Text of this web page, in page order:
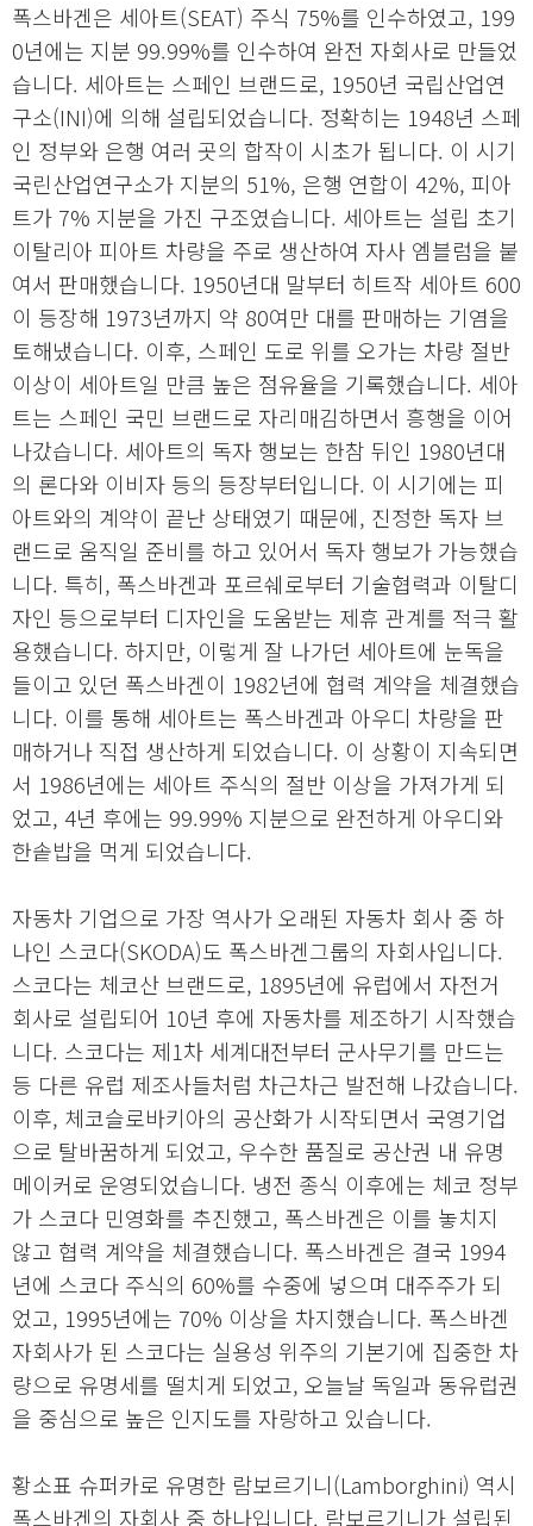
폭스바겐은 세아트(SEAT) 주식 75%를 인수하였고, 199
0년에는 지분 99.99%를 인수하여 완전 자회사로 만들었
습니다. 세아트는 스페인 브랜드로, 1950년 국립산업연
구소(INI)에 의해 설립되었습니다. 정확히는 1948년 스페
인 정부와 은행 여러 곳의 합작이 시초가 됩니다. 이 시기
국린산업연구소가 지분의 51%, 은행 연합이 42%, 피아
트가 7% 지분을 가진 구조였습니다. 세아트는 설립 초기
이탈리아 피아트 차량을 주로 생산하여 자사 엠블럼을 붙
여서 판매했습니다. 1950년대 말부터 히트작 세아트 600
이 등장해 1973년까지 약 80여만 대를 판매하는 기염을
토해냈습니다. 이후, 스페인 도로 위를 오가는 차량 절반
이상이 세아트일 만큼 높은 점유율을 기록했습니다. 세아
트는 스페인 국민 브랜드로 자리매김하면서 흥행을 이어
나갔습니다. 세아트의 독자 행보는 한참 뒤인 1980년대
의 론다와 이비자 등의 등장부터입니다. 이 시기에는 피
아트와의 계약이 끝난 상태였기 때문에, 진정한 독자 브
랜드로 움직일 준비를 하고 있어서 독자 행보가 가능했습
니다. 특히, 폭스바겐과 포르쉐로부터 기술협력과 이탈디
자인 등으로부터 디자인을 도움받는 제휴 관계를 적극 활
용했습니다. 하지만, 이렇게 잘 나가던 세아트에 눈독을
들이고 있던 폭스바겐이 1982년에 협력 계약을 체결했습
니다. 이를 통해 세아트는 폭스바겐과 아우디 차량을 판
매하거나 직접 생산하게 되었습니다. 이 상황이 지속되면
서 1986년에는 세아트 주식의 절반 이상을 가져가게 되
었고, 4년 후에는 99.99% 지분으로 완전하게 아우디와
한솥밥을 먹게 되었습니다.
자동차 기업으로 가장 역사가 오래된 자동차 회사 중 하
나인 스코다(SKODA)도 폭스바겐그룹의 자회사입니다.
스코다는 체코산 브랜드로, 1895년에 유럽에서 자전거
회사로 설립되어 10년 후에 자동차를 제조하기 시작했습
니다. 스코다는 제1차 세계대전부터 군사무기를 만드는
등 다른 유럽 제조사들처럼 차근차근 발전해 나갔습니다.
이후, 체코슬로바키아의 공산화가 시작되면서 국영기업
으로 탈바꿈하게 되었고, 우수한 품질로 공산권 내 유명
메이커로 운영되었습니다. 냉전 종식 이후에는 체코 정부
가 스코다 민영화를 추진했고, 폭스바겐은 이를 놓치지
않고 협력 계약을 체결했습니다. 폭스바겐은 결국 1994
년에 스코다 주식의 60%를 수중에 넣으며 대주주가 되
었고, 1995년에는 70% 이상을 차지했습니다. 폭스바겐
자회사가 된 스코다는 실용성 위주의 기본기에 집중한 차
량으로 유명세를 떨치게 되었고, 오늘날 독일과 동유럽권
을 중심으로 높은 인지도를 자랑하고 있습니다.
황소표 슈퍼카로 유명한 람보르기니(Lamborghini) 역시
폭스바겐의 자회사 중 하나입니다. 람보르기니가 설립된